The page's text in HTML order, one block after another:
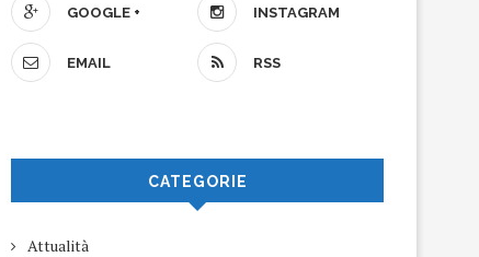
GOOGLE + INSTAGRAM
EMAIL RSS
CATEGORIE
Attualità